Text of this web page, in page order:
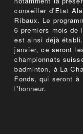
conseiller d'Etat
Ribaux. Le
6 premiers mois de
est ainsi déjà
janvier, ce seront
championnats
badminton, à La
Fonds, qui seront à
l'honneur.